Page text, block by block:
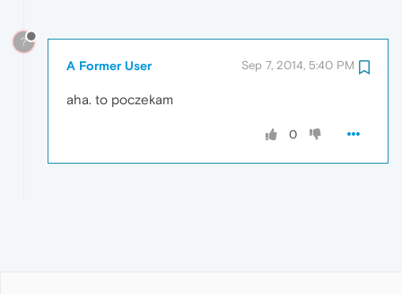
?
A Former User Sep 7, 2014, 5:40 PM
aha. to poczekam
0